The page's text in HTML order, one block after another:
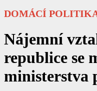
DOMÁCÍ
Nájemní
republice se
ministerstva